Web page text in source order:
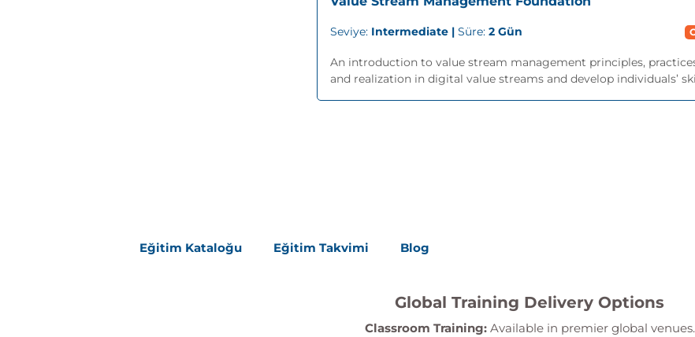
Seviye: Intermediate | Süre: 2 Gün
An introduction to value stream management principles,
and realization in digital value streams and develop individuals’
Eğitim Kataloğu Eğitim Takvimi Blog
Global Training Delivery Options
Classroom Training:Available in premier global venues.